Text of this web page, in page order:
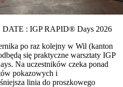
DATE : IGP RAPID® Days 2026
po raz kolejny w Wil (kanton
się praktyczne warsztaty IGP
Na uczestników czeka ponad
pokazowych i
linia do proszkowego